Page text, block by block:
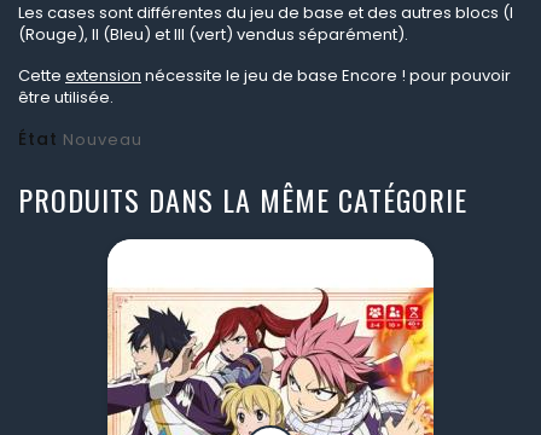
Les cases sont différentes du jeu de base et des autres blocs (I
(Rouge), II (Bleu) et III (vert) vendus séparément).
Cette extension nécessite le jeu de base Encore ! pour pouvoir
être utilisée.
État Nouveau
PRODUITS DANS LA MÊME CATÉGORIE